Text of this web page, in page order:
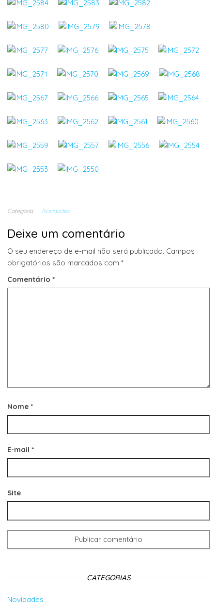
Categoria Novidades
Deixe um comentário
O seu endereço de e-mail não será publicado. Campos
obrigatórios são marcados com *
Comentário *
Nome *
E-mail *
Site
CATEGORIAS
Novidades